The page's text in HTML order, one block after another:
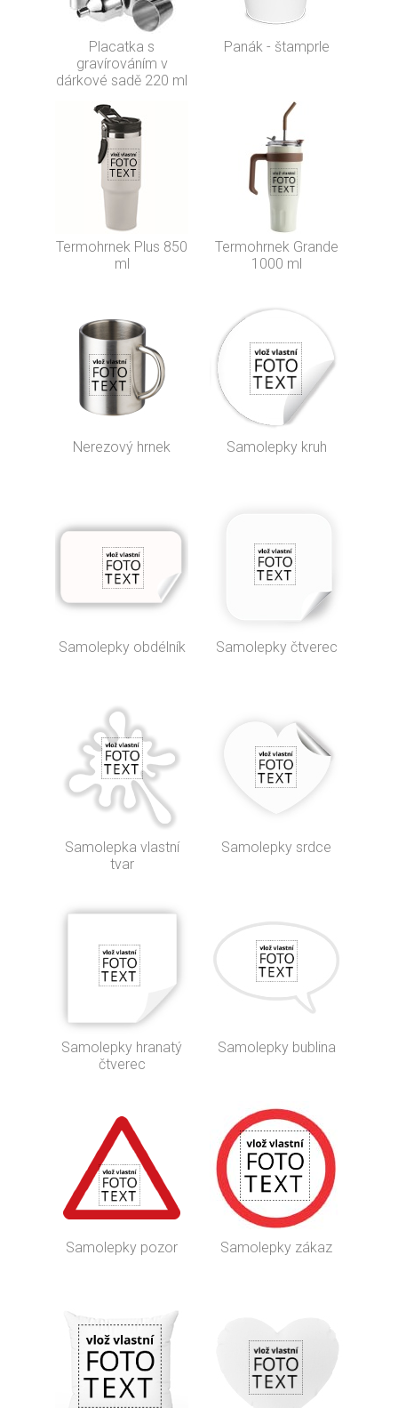
Placatka s
gravírováním v
dárkové sadě 220 ml
Panák - štamprle
Termohrnek Plus 850
ml
Termohrnek Grande
1000 ml
Nerezový hrnek Samolepky kruh
Samolepky obdélník Samolepky čtverec
Samolepka vlastní
tvar
Samolepky srdce
Samolepky hranatý
čtverec
Samolepky bublina
Samolepky pozor Samolepky zákaz